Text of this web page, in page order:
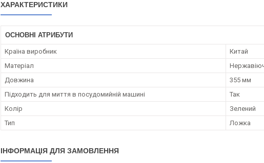
ХАРАКТЕРИСТИКИ
ОСНОВНІ АТРИБУТИ
Країна виробник
Китай
Матеріал
Довжина
355 мм
Підходить для миття в посудомийній машині
Так
Колір
Зелений
Тип
Ложка
ІНФОРМАЦІЯ ДЛЯ ЗАМОВЛЕННЯ